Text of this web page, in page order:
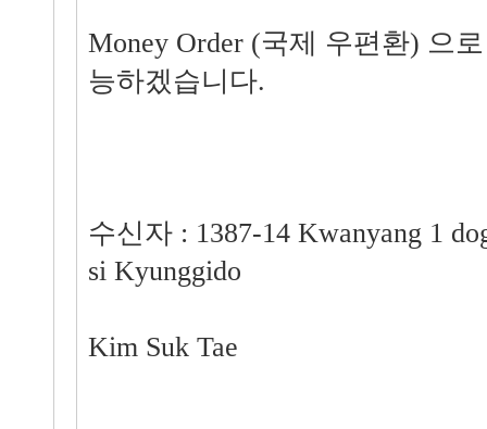
Money Order (국제 우편환) 으
능하겠습니다.
수신자 : 1387-14 Kwanyang 1
si Kyunggido
Kim Suk Tae